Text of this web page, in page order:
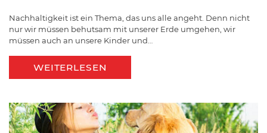
Nachhaltigkeit ist ein Thema, das uns alle angeht. Denn nicht
nur wir müssen behutsam mit unserer Erde umgehen, wir
müssen auch an unsere Kinder und…
WEITERLESEN